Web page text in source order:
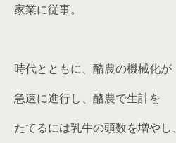
家業に従事。
時代とともに、酪農の機械化が
急速に進行し、酪農で生計を
たてるには乳牛の頭数を増やし、